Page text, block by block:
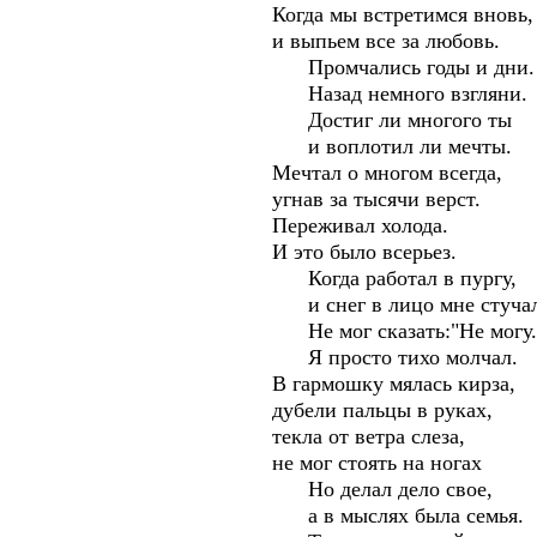
Когда мы встретимся вновь,
и выпьем все за любовь.
Промчались годы и дни.
Назад немного взгляни.
Достиг ли многого ты
и воплотил ли мечты.
Мечтал о многом всегда,
угнав за тысячи верст.
Переживал холода.
И это было всерьез.
Когда работал в пургу,
и снег в лицо мне
Не мог сказать:"Не
Я просто тихо молчал.
В гармошку мялась кирза,
дубели пальцы в руках,
текла от ветра слеза,
не мог стоять на ногах
Но делал дело свое,
а в мыслях была семья.